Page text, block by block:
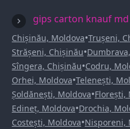
gips carton knauf md
Chișinău, Moldova•Trușeni,
Strășeni, Chișinău•
Sîngera, Chișinău•Codru,
Orhei, Moldova•Telenești,
Șoldănești, Moldova•Florești,
Edineț, Moldova•Drochia,
Costești, Moldova•Nisporeni,